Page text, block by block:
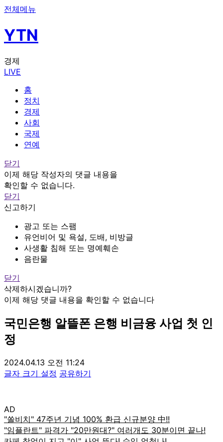
전체메뉴
YTN
경제
LIVE
홈
정치
경제
사회
국제
연예
닫기
이제 해당 작성자의 댓글 내용을
확인할 수 없습니다.
닫기
신고하기
광고 또는 스팸
유언비어 및 욕설, 도배, 비방글
사생활 침해 또는 명예훼손
음란물
닫기
삭제하시겠습니까?
이제 해당 댓글 내용을 확인할 수 없습니다
국민은행 알뜰폰 은행 비금융 사업 첫 인
정
2024.04.13 오전 11:24
글자 크기 설정 공유하기
AD